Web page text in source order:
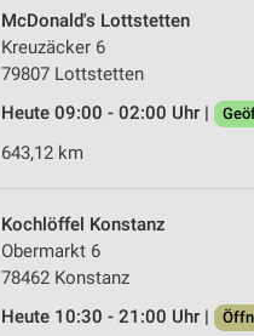
McDonald's Lottstetten
Kreuzäcker 6
79807 Lottstetten
Heute 09:00 - 02:00 Uhr |
643,12 km
Kochlöffel Konstanz
Obermarkt 6
78462 Konstanz
Heute 10:30 - 21:00 Uhr |